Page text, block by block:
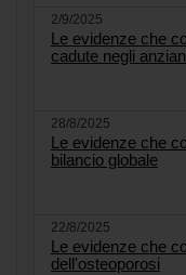
2/9/2025
Le evidenze che
cadute negli
28/8/2025
Le evidenze che
bilancio globale
22/8/2025
Le evidenze che
dell'osteoporosi